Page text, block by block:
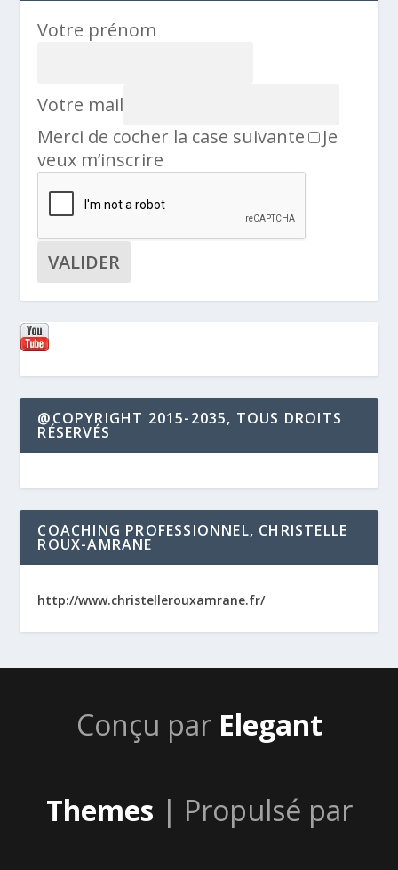
Votre prénom
Votre mail
Merci de cocher la case suivante
Je
veux m’inscrire
@COPYRIGHT 2015-2035, TOUS DROITS
RÉSERVÉS
COACHING PROFESSIONNEL, CHRISTELLE
ROUX-AMRANE
http://www.christellerouxamrane.fr/
Conçu par Elegant
Themes | Propulsé par